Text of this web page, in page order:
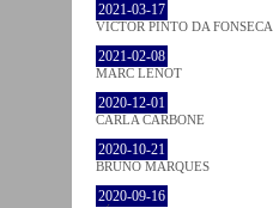
2021-03-17
VICTOR PINTO DA FONSECA
2021-02-08
MARC LENOT
2020-12-01
CARLA CARBONE
2020-10-21
BRUNO MARQUES
2020-09-16